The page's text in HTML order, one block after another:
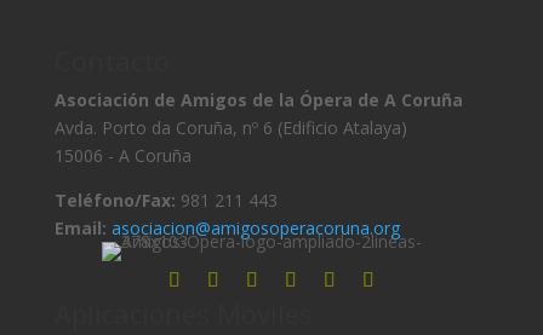
Asociación de Amigos de la Ópera de A Coruña
Avda. Porto da Coruña, nº 6 (Edificio Atalaya)
15006 - A Coruña
Teléfono/Fax: 981 211 443
Email: asociacion@amigosoperacoruna.org